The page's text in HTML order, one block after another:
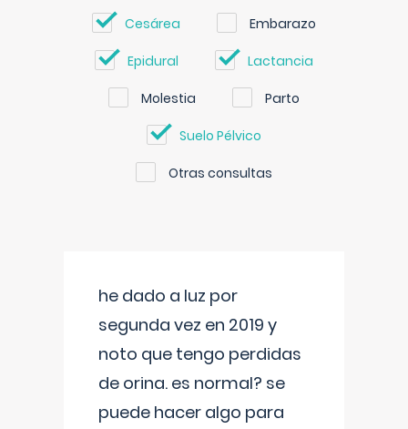
Cesárea Embarazo
Epidural Lactancia
Molestia Parto
Suelo Pélvico
Otras consultas
he dado a luz por
segunda vez en 2019 y
noto que tengo perdidas
de orina. es normal? se
puede hacer algo para